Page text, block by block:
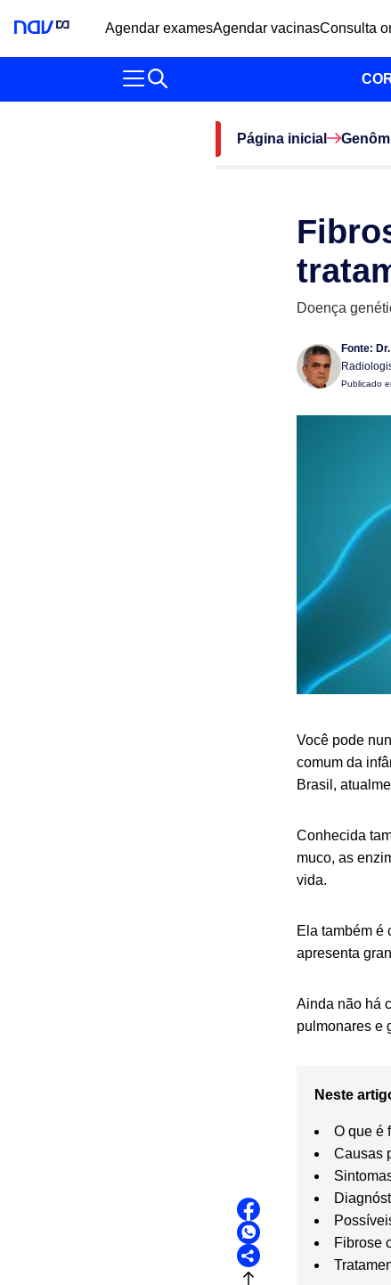
Agendar examesAgendar vacinasConsulta
Página inicial
Doença
Fonte:
Publicado
Você pode
comum da
Brasil,
Conhecida
muco, as
vida.
Ela também é
apresenta
Ainda não há
pulmonares e
Neste
O que é
Causas
Fibrose